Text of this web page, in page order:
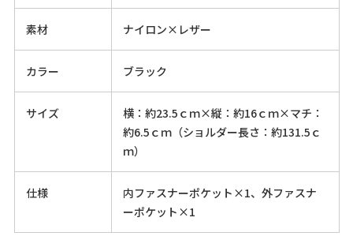
素材 ナイロン×レザー
カラー ブラック
サイズ
横：約23.5ｃｍ×縦：約16ｃｍ×マチ：
約6.5ｃｍ（ショルダー長さ：約131.5ｃ
ｍ）
仕様
内ファスナーポケット×1、外ファスナ
ーポケット×1